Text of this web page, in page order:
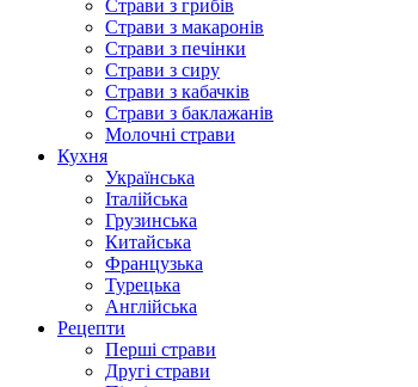
Страви з грибів
Страви з макаронів
Страви з печінки
Страви з сиру
Страви з кабачків
Страви з баклажанів
Молочні страви
Кухня
Українська
Італійська
Грузинська
Китайська
Французька
Турецька
Англійська
Рецепти
Перші страви
Другі страви